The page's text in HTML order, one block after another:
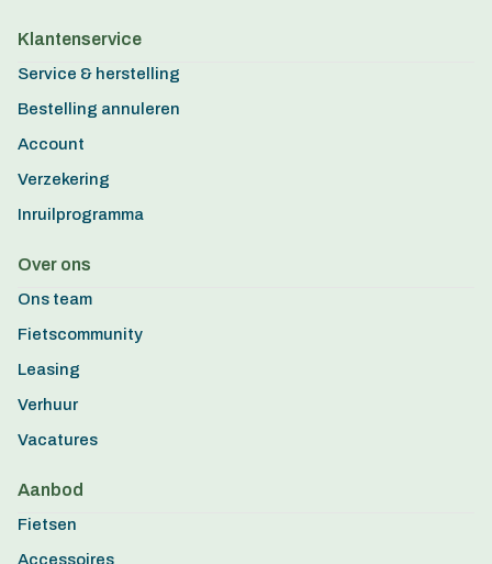
Klantenservice
Service & herstelling
Bestelling annuleren
Account
Verzekering
Inruilprogramma
Over ons
Ons team
Fietscommunity
Leasing
Verhuur
Vacatures
Aanbod
Fietsen
Accessoires